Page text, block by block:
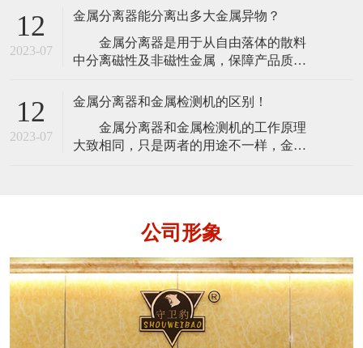
性取决于电磁发射器频率的安稳性，一般
低，对铁的检测功能越好；作业频率越
高，对高碳钢的检测功能越好。检测器的
12
2023-07
金属分离器能分离出多大金属异物？
金属分离器是用于从自由落体的散料
中分离磁性及非磁性金属，保障产品质
测散料产品，避免金属颗粒、金属粉末、
提高生产效率、提高原料利用率、提升产
品质量、减少设备维修费用及停工维修带
12
2023-07
金属分离器和金属检测机的区别！
金属分离器和金属检测机的工作原理
大致相同，只是两者的用途不一样，金属
这样的金属检测机。它是在金检机的功能
公司形象